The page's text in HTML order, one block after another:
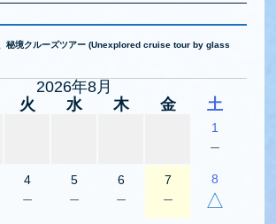
秘境クルーズツアー (Unexplored cruise tour by glass
2026年8月
火 水 木 金 土
1
－
4
－
5
－
6
－
7
－
8
△